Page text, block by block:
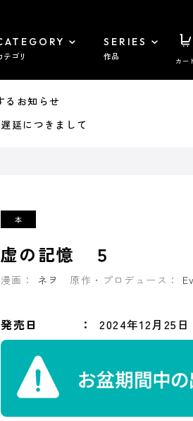
テゴリ
SERIES
作品 カー
お知らせ
延につきまして
虚の記憶 ５
漫画： ネヲ 原作・プロデュース：
発売日 2024年12月25日